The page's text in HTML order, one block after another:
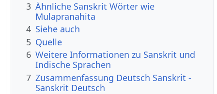
3 Ähnliche Sanskrit Wörter wie
Mulapranahita
4 Siehe auch
5 Quelle
6 Weitere Informationen zu Sanskrit und
Indische Sprachen
7 Zusammenfassung Deutsch Sanskrit -
Sanskrit Deutsch